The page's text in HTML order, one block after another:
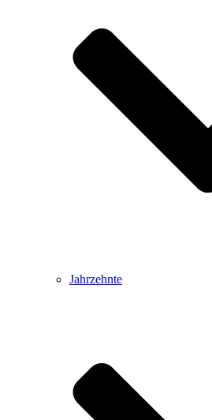
Jahrzehnte